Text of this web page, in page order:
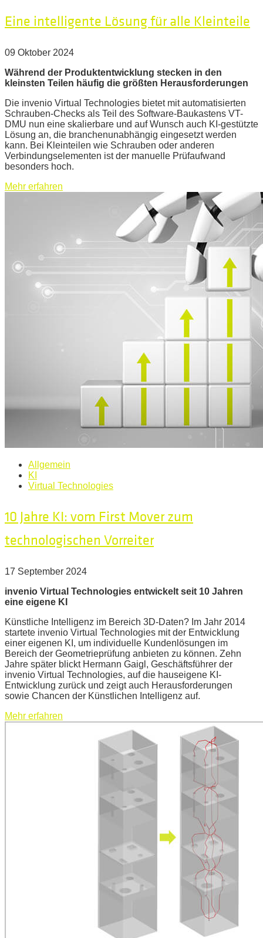
Eine intelligente Lösung für alle Kleinteile
09 Oktober 2024
Während der Produktentwicklung stecken in den
kleinsten Teilen häufig die größten Herausforderungen
Die invenio Virtual Technologies bietet mit automatisierten
Schrauben-Checks als Teil des Software-Baukastens VT-
DMU nun eine skalierbare und auf Wunsch auch KI-gestützte
Lösung an, die branchenunabhängig eingesetzt werden
kann. Bei Kleinteilen wie Schrauben oder anderen
Verbindungselementen ist der manuelle Prüfaufwand
besonders hoch.
Mehr erfahren
Allgemein
KI
Virtual Technologies
10 Jahre KI: vom First Mover zum
technologischen Vorreiter
17 September 2024
invenio Virtual Technologies entwickelt seit 10 Jahren
eine eigene KI
Künstliche Intelligenz im Bereich 3D-Daten? Im Jahr 2014
startete invenio Virtual Technologies mit der Entwicklung
einer eigenen KI, um individuelle Kundenlösungen im
Bereich der Geometrieprüfung anbieten zu können. Zehn
Jahre später blickt Hermann Gaigl, Geschäftsführer der
invenio Virtual Technologies, auf die hauseigene KI-
Entwicklung zurück und zeigt auch Herausforderungen
sowie Chancen der Künstlichen Intelligenz auf.
Mehr erfahren